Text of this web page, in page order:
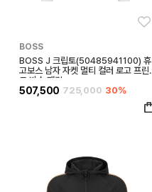
BOSS
BOSS J 크립토(50485941100) 휴
고보스 남자 자켓 멀티 컬러 로고 프린
트 방수 재킷
507,500 725,000 30%